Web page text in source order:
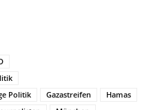
Politik
Gazastreifen
Hamas